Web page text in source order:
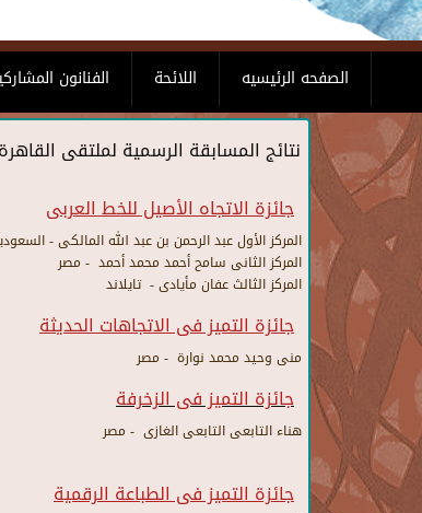
الفنانون اللائحة الصفحه الرئيسيه
نتائج المسابقة الرسمية لملتقى
جائزة الاتجاه الأصيل للخط العربى
المركز الأول عبد الرحمن بن عبد الله المالكى -
المركز الثانى سامح أحمد محمد أحمد - مصر
المركز الثالث عفان مأيادى - تايلاند
جائزة التميز فى الاتجاهات الحديثة
منى وحيد محمد نوارة - مصر
جائزة التميز فى الزخرفة
هناء التابعى التابعى الغازى - مصر
جائزة التميز فى الطباعة الرقمية